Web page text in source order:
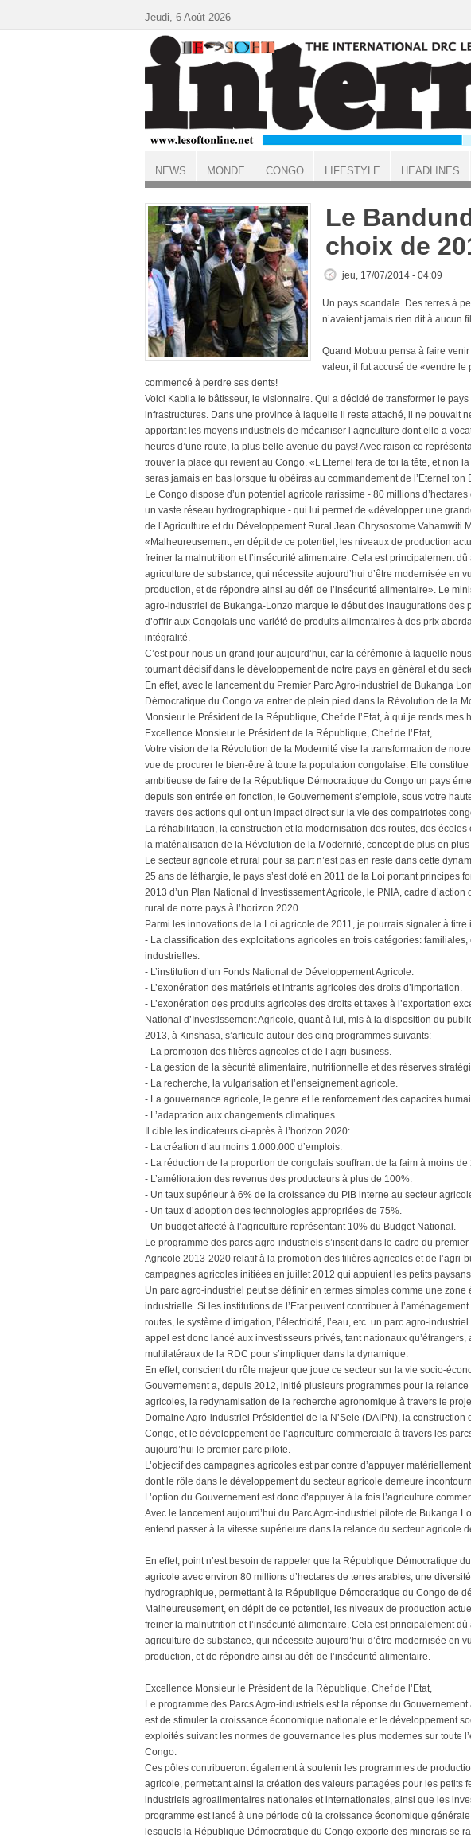
ACCUEIL
Le
choix de
jeu, 17/07/2014 - 04:09
Un pays scandale. Des terres à
n’avaient jamais rien dit à aucun
Quand Mobutu pensa à faire
valeur, il fut accusé de «vendre le
commencé à perdre ses dents!
Voici Kabila le bâtisseur, le visionnaire. Qui a décidé de transformer le
infrastructures. Dans une province à laquelle il reste attaché, il ne pouvait
apportant les moyens industriels de mécaniser l’agriculture dont elle a
heures d’une route, la plus belle avenue du pays! Avec raison ce
trouver la place qui revient au Congo. «L’Eternel fera de toi la tête, et non
seras jamais en bas lorsque tu obéiras au commandement de l’Eternel
Le Congo dispose d’un potentiel agricole rarissime - 80 millions
un vaste réseau hydrographique - qui lui permet de «développer une
de l’Agriculture et du Développement Rural Jean Chrysostome Vahamwiti
«Malheureusement, en dépit de ce potentiel, les niveaux de production
freiner la malnutrition et l’insécurité alimentaire. Cela est principalement
agriculture de substance, qui nécessite aujourd’hui d’être modernisée en
production, et de répondre ainsi au défi de l’insécurité alimentaire». Le
agro-industriel de Bukanga-Lonzo marque le début des inaugurations des
d’offrir aux Congolais une variété de produits alimentaires à des prix
intégralité.
C’est pour nous un grand jour aujourd’hui, car la cérémonie à laquelle
tournant décisif dans le développement de notre pays en général et du
En effet, avec le lancement du Premier Parc Agro-industriel de Bukanga
Démocratique du Congo va entrer de plein pied dans la Révolution de la
Monsieur le Président de la République, Chef de l’Etat, à qui je rends mes
Excellence Monsieur le Président de la République, Chef de l’Etat,
Votre vision de la Révolution de la Modernité vise la transformation de
vue de procurer le bien-être à toute la population congolaise. Elle
ambitieuse de faire de la République Démocratique du Congo un pays
depuis son entrée en fonction, le Gouvernement s’emploie, sous votre
travers des actions qui ont un impact direct sur la vie des compatriotes
La réhabilitation, la construction et la modernisation des routes, des écoles
la matérialisation de la Révolution de la Modernité, concept de plus en
Le secteur agricole et rural pour sa part n’est pas en reste dans cette
25 ans de léthargie, le pays s’est doté en 2011 de la Loi portant principes
2013 d’un Plan National d’Investissement Agricole, le PNIA, cadre
rural de notre pays à l’horizon 2020.
Parmi les innovations de la Loi agricole de 2011, je pourrais signaler à titre
- La classification des exploitations agricoles en trois catégories:
industrielles.
- L’institution d’un Fonds National de Développement Agricole.
- L’exonération des matériels et intrants agricoles des droits d’importation.
- L’exonération des produits agricoles des droits et taxes à l’exportation
National d’Investissement Agricole, quant à lui, mis à la disposition du
2013, à Kinshasa, s’articule autour des cinq programmes suivants:
- La promotion des filières agricoles et de l’agri-business.
- La gestion de la sécurité alimentaire, nutritionnelle et des réserves
- La recherche, la vulgarisation et l’enseignement agricole.
- La gouvernance agricole, le genre et le renforcement des capacités
- L’adaptation aux changements climatiques.
Il cible les indicateurs ci-après à l’horizon 2020:
- La création d’au moins 1.000.000 d’emplois.
- La réduction de la proportion de congolais souffrant de la faim à moins
- L’amélioration des revenus des producteurs à plus de 100%.
- Un taux supérieur à 6% de la croissance du PIB interne au secteur
- Un taux d’adoption des technologies appropriées de 75%.
- Un budget affecté à l’agriculture représentant 10% du Budget National.
Le programme des parcs agro-industriels s’inscrit dans le cadre du
Agricole 2013-2020 relatif à la promotion des filières agricoles et de l’agri-
campagnes agricoles initiées en juillet 2012 qui appuient les petits
Un parc agro-industriel peut se définir en termes simples comme une
industrielle. Si les institutions de l’Etat peuvent contribuer à
routes, le système d’irrigation, l’électricité, l’eau, etc. un parc agro-
appel est donc lancé aux investisseurs privés, tant nationaux
multilatéraux de la RDC pour s’impliquer dans la dynamique.
En effet, conscient du rôle majeur que joue ce secteur sur la vie socio-
Gouvernement a, depuis 2012, initié plusieurs programmes pour la
agricoles, la redynamisation de la recherche agronomique à travers le
Domaine Agro-industriel Présidentiel de la N’Sele (DAIPN), la construction
Congo, et le développement de l’agriculture commerciale à travers les
aujourd’hui le premier parc pilote.
L’objectif des campagnes agricoles est par contre d’appuyer
dont le rôle dans le développement du secteur agricole demeure
L’option du Gouvernement est donc d’appuyer à la fois l’agriculture
Avec le lancement aujourd’hui du Parc Agro-industriel pilote de Bukanga
entend passer à la vitesse supérieure dans la relance du secteur agricole
En effet, point n’est besoin de rappeler que la République Démocratique
agricole avec environ 80 millions d’hectares de terres arables, une
hydrographique, permettant à la République Démocratique du Congo de
Malheureusement, en dépit de ce potentiel, les niveaux de production
freiner la malnutrition et l’insécurité alimentaire. Cela est principalement
agriculture de substance, qui nécessite aujourd’hui d’être modernisée en
production, et de répondre ainsi au défi de l’insécurité alimentaire.
Excellence Monsieur le Président de la République, Chef de l’Etat,
Le programme des Parcs Agro-industriels est la réponse du
est de stimuler la croissance économique nationale et le développement
exploités suivant les normes de gouvernance les plus modernes sur toute
Congo.
Ces pôles contribueront également à soutenir les programmes de
agricole, permettant ainsi la création des valeurs partagées pour les petits
industriels agroalimentaires nationales et internationales, ainsi que les
programme est lancé à une période où la croissance économique
lesquels la République Démocratique du Congo exporte des minerais se
Jeudi, 6 Août 2026
NEWS MONDE CONGO LIFESTYLE HEADLINES